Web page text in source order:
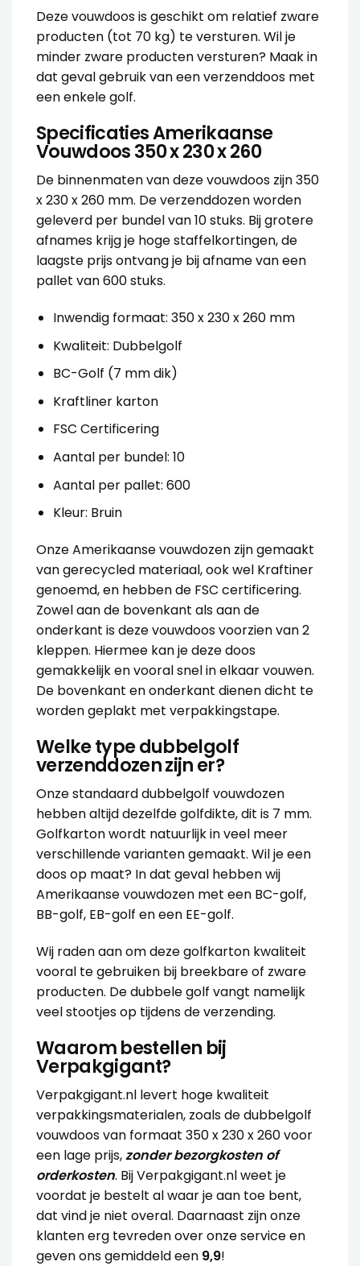
Deze vouwdoos is geschikt om relatief zware
producten (tot 70 kg) te versturen. Wil je
minder zware producten versturen? Maak in
dat geval gebruik van een verzenddoos met
eenenkele golf.
Specificaties Amerikaanse
Vouwdoos 350 x 230 x 260
De binnenmaten van deze vouwdoos zijn 350
x 230 x 260 mm. De verzenddozen worden
geleverd per bundel van 10 stuks. Bij grotere
afnames krijg je hoge staffelkortingen, de
laagste prijs ontvang je bij afname van een
pallet van 600 stuks.
Inwendig formaat: 350 x 230 x 260 mm
Kwaliteit: Dubbelgolf
BC-Golf (7 mm dik)
Kraftliner karton
FSC Certificering
Aantal per bundel: 10
Aantal per pallet: 600
Kleur: Bruin
Onze Amerikaanse vouwdozen zijn gemaakt
van gerecycled materiaal, ook wel Kraftiner
genoemd, en hebben de FSC certificering.
Zowel aan de bovenkant als aan de
onderkant is deze vouwdoos voorzien van 2
kleppen. Hiermee kan je deze doos
gemakkelijk en vooral snel in elkaar vouwen.
De bovenkant en onderkant dienen dicht te
worden geplakt met verpakkingstape.
Welke type dubbelgolf
verzenddozen zijn er?
Onze standaard dubbelgolf vouwdozen
hebben altijd dezelfde golfdikte, dit is 7 mm.
Golfkarton wordt natuurlijk in veel meer
verschillende varianten gemaakt. Wil je een
doos op maat? In dat geval hebben wij
Amerikaanse vouwdozen met een BC-golf,
BB-golf, EB-golf en een EE-golf.
Wij raden aan om deze golfkarton kwaliteit
vooral te gebruiken bij breekbare of zware
producten. De dubbele golf vangt namelijk
veel stootjes op tijdens de verzending.
Waarom bestellen bij
Verpakgigant?
Verpakgigant.nl levert hoge kwaliteit
verpakkingsmaterialen, zoals de dubbelgolf
vouwdoos van formaat 350 x 230 x 260 voor
een lage prijs,zonder bezorgkosten of
orderkosten. Bij Verpakgigant.nl weet je
voordat je bestelt al waar je aan toe bent,
dat vind je niet overal. Daarnaast zijn onze
klanten erg tevreden over onze service en
geven ons gemiddeld een 9,9!